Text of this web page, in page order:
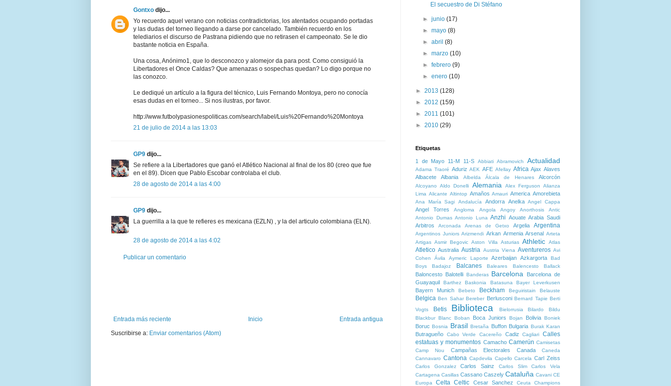
Gontxo dijo...
Yo recuerdo aquel verano con noticias contradictorias, los atentados ocupando portadas
y las dudas del torneo llegando a darse por cancelado. También recuerdo en los
telediarios el discurso de Pastrana pidiendo que no retirasen el campeonato. Se le dio
bastante noticia en España.
Una cosa, Anónimo1, que lo desconozco y alomejor da para post. Como consiguió la
Libertadores el Once Caldas? Que amenazas o sospechas quedan? Lo digo porque no
las conozco.
Le dediqué un artículo a la figura del técnico, Luis Fernando Montoya, pero no conocía
esas dudas en el torneo... Si nos ilustras, por favor.
http://www.futbolypasionespoliticas.com/search/label/Luis%20Fernando%20Montoya
21 de julio de 2014 a las 13:03
GP9 dijo...
Se refiere a la Libertadores que ganó el Atlético Nacional al final de los 80 (creo que fue
en el 89). Dicen que Pablo Escobar controlaba el club.
28 de agosto de 2014 a las 4:00
GP9 dijo...
La guerrilla a la que te refieres es mexicana (EZLN) , y la del articulo colombiana (ELN).
28 de agosto de 2014 a las 4:02
Publicar un comentario
Entrada más reciente Entrada antigua
Inicio
Suscribirse a: Enviar comentarios (Atom)
El secuestro de Di Stéfano
►junio(17)
►mayo(8)
►abril(8)
►marzo(10)
►febrero(9)
►enero(10)
► 2013 (128)
► 2012 (159)
► 2011 (101)
► 2010 (29)
Etiquetas
1 de Mayo 11-M 11-S Abbiati Abramovich Actualidad
Adama Traoré Aduriz AEK AFE Afellay Africa Ajax Alaves
Albacete
Albania Albelda Álcala de Henares Alcorcón
Alcoyano Aldo Donelli Alemania Alex Ferguson
Alianza
Lima Alicante Altintop Amaños Amauri America Amorebieta
Ana María Sagi Andalucía Andorra Anelka Angel Cappa
Angel Torres Angloma Angola Angoy Anorthosis
Antic
Antonio Dumas Antonio Luna Anzhi Aouate Arabia Saudi
Arbitros
Arconada Arenas de Getxo Argelia Argentina
Argentinos Juniors Arizmendi Arkan Armenia Arsenal Arteta
Artigas Asmir Begovic Aston Villa Asturias Athletic Atlas
Atletico Australia Austria Austria Viena Aventureros Avi
Cohen
Ávila Aymeric Laporte Azerbaijan Azkargorta
Bad
Boys
Badajoz Balcanes Baleares Balencesto Ballack
Baloncesto Balotelli Banderas Barcelona
Barcelona de
Guayaquil
Barthez Baskonia Batasuna Bayer Leverkusen
Bayern Munich Bebeto Beckham Beguiristain Belauste
Belgica Ben Sahar Bereber Berlusconi Bernard Tapie Berti
Vogts
Betis Biblioteca Bielorrusia Bilardo
Bildu
Blackbur Blanc Boban Boca Juniors Bojan Bolivia Boniek
Boruc Bosnia Brasil Bretaña Buffon Bulgaria Burak Karan
Butragueño Cabo Verde Cacereño Cadiz Cagliari
Calles
estatuas y monumentos Camacho Camerún Camisetas
Camp Nou
Campañas Electorales Canada
Caneda
Cannavaro Cantona Capdevila Capello Carcela Carl Zeiss
Carlos Gonzalez Carlos Sainz Carlos Slim
Carlos Vela
Cartagena Casillas Cassano Caszely Cataluña Cavani CE
Europa
Celta Celtic Cesar Sanchez Ceuta Champions